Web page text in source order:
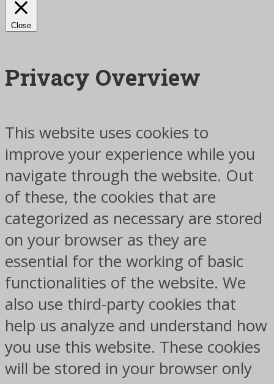
Close
Privacy Overview
This website uses cookies to
improve your experience while you
navigate through the website. Out
of these, the cookies that are
categorized as necessary are stored
on your browser as they are
essential for the working of basic
functionalities of the website. We
also use third-party cookies that
help us analyze and understand how
you use this website. These cookies
will be stored in your browser only